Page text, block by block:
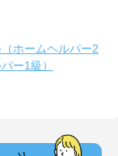
ホームヘルパー2
ー1級）